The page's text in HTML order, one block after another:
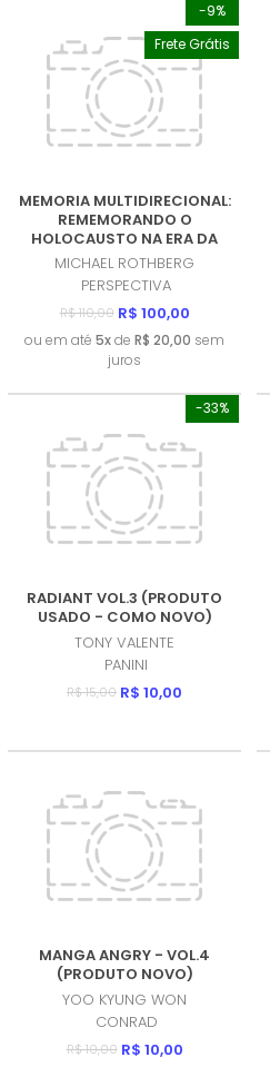
-9%
Frete Grátis
MEMORIA MULTIDIRECIONAL:
REMEMORANDO O
HOLOCAUSTO NA ERA DA
DESCOLONIZAÇAO
(PRODUTO NOVO)
MICHAEL ROTHBERG
PERSPECTIVA
R$ 110,00 R$ 100,00
ou em até 5xde R$ 20,00 sem
juros
-33%
RADIANT VOL.3 (PRODUTO
USADO - COMO NOVO)
TONY VALENTE
PANINI
R$ 15,00 R$ 10,00
MANGA ANGRY - VOL.4
(PRODUTO NOVO)
YOO KYUNG WON
CONRAD
R$ 10,00 R$ 10,00